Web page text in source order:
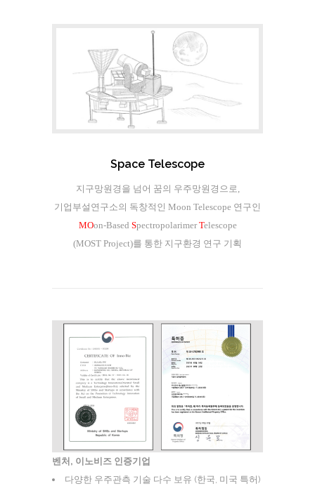
Space Telescope
지구망원경을 넘어 꿈의 우주망원경으로,
기업부설연구소의 독창적인 Moon Telescope 연구인
MOon-Based SpectropolarimerTelescope
(MOST Project)를 통한 지구환경 연구 기획
벤처, 이노비즈 인증기업
다양한 우주관측 기술 다수 보유 (한국, 미국 특허)